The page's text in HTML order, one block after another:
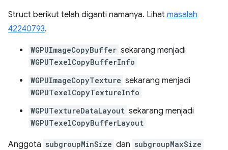
Struct berikut telah diganti namanya. Lihat masalah
42240793.
WGPUImageCopyBuffer sekarang menjadi
WGPUTexelCopyBufferInfo
WGPUImageCopyTexture sekarang menjadi
WGPUTexelCopyTextureInfo
WGPUTextureDataLayout sekarang menjadi
WGPUTexelCopyBufferLayout
Anggota subgroupMinSize dan subgroupMaxSize